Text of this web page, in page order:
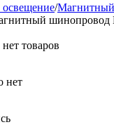
освещение/
шинопровод
товаров
нет